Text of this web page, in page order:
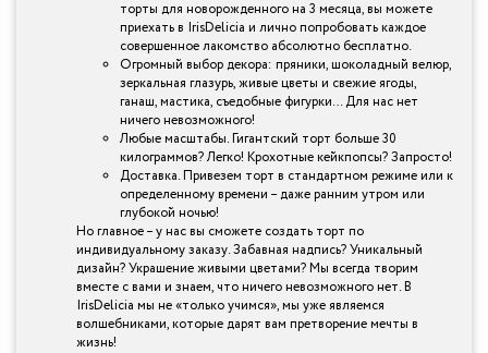
торты для новорожденного на 3 месяца, вы можете
приехать в IrisDelicia и лично попробовать каждое
совершенное лакомство абсолютно бесплатно.
Огромный выбор декора: пряники, шоколадный велюр,
зеркальная глазурь, живые цветы и свежие ягоды,
ганаш, мастика, съедобные фигурки… Для нас нет
ничего невозможного!
Любые масштабы. Гигантский торт больше 30
килограммов? Легко! Крохотные кейкпопсы? Запросто!
Доставка. Привезем торт в стандартном режиме или к
определенному времени – даже ранним утром или
глубокой ночью!
Но главное – у нас вы сможете создать торт по
индивидуальному заказу. Забавная надпись? Уникальный
дизайн? Украшение живыми цветами? Мы всегда творим
вместе с вами и знаем, что ничего невозможного нет. В
IrisDelicia мы не «только учимся», мы уже являемся
волшебниками, которые дарят вам претворение мечты в
жизнь!